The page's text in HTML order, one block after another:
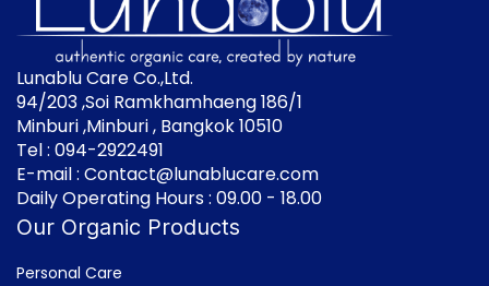
Lunablu Care Co.,Ltd.
94/203 ,Soi Ramkhamhaeng 186/1
Minburi ,Minburi , Bangkok 10510
Tel : 094-2922491
E-mail : Contact@lunablucare.com
Daily Operating Hours : 09.00 - 18.00
Our Organic Products
Personal Care